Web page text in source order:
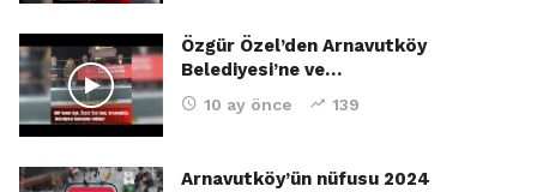
Özgür Özel’den Arnavutköy
Belediyesi’ne ve…
10 ay önce 139
Arnavutköy’ün nüfusu 2024